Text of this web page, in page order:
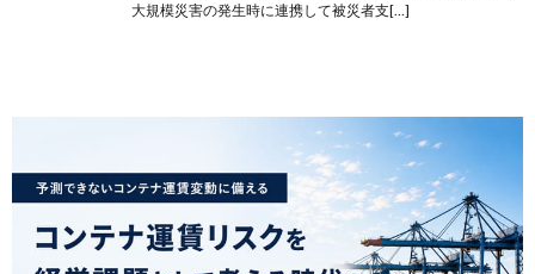
大規模災害の発生時に連携して被災者支[…]